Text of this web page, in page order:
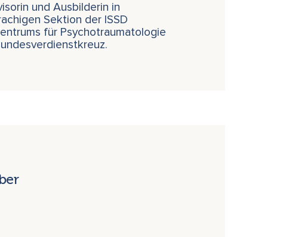
und Ausbilderin in
Sektion der ISSD
für Psychotraumatologie